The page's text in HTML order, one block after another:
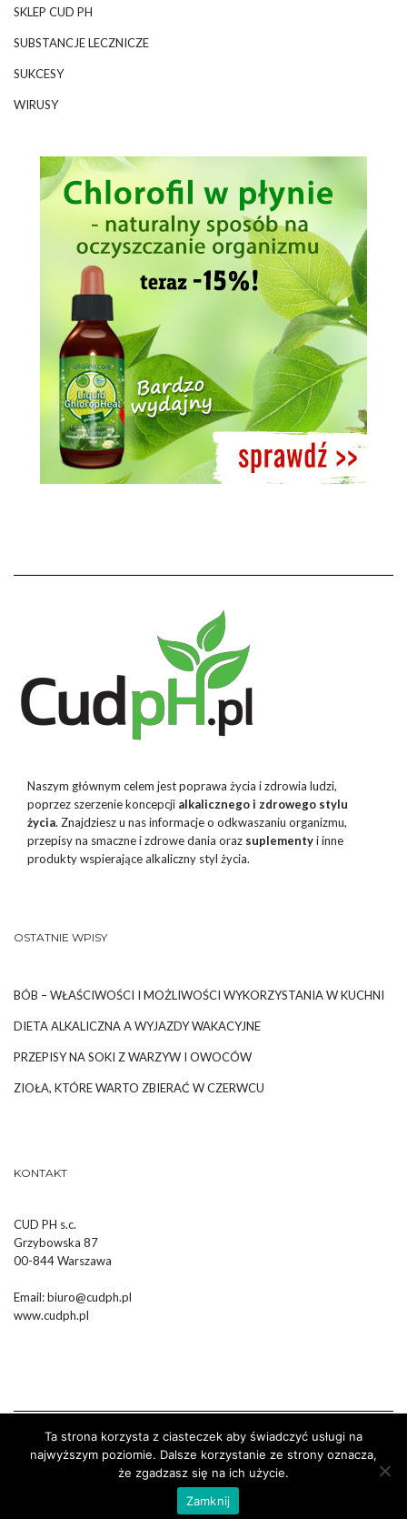
SKLEP CUD PH
SUBSTANCJE LECZNICZE
SUKCESY
WIRUSY
Naszym głównym celem jest poprawa życia i zdrowia ludzi,
poprzez szerzenie koncepcji alkalicznego i zdrowego stylu
życia. Znajdziesz u nas informacje o odkwaszaniu organizmu,
przepisy na smaczne i zdrowe dania oraz suplementyi inne
produkty wspierające alkaliczny styl życia.
OSTATNIE WPISY
BÓB – WŁAŚCIWOŚCI I MOŻLIWOŚCI WYKORZYSTANIA W KUCHNI
DIETA ALKALICZNA A WYJAZDY WAKACYJNE
PRZEPISY NA SOKI Z WARZYW I OWOCÓW
ZIOŁA, KTÓRE WARTO ZBIERAĆ W CZERWCU
KONTAKT
CUD PH s.c.
Grzybowska 87
00-844 Warszawa
Email:biuro@cudph.pl
www.cudph.pl
Wykonanie :Strony Internetowe Białystok Dr Pixel
Ta strona korzysta z ciasteczek aby świadczyć usługi na
najwyższym poziomie. Dalsze korzystanie ze strony oznacza,
że zgadzasz się na ich użycie.
Zamknij